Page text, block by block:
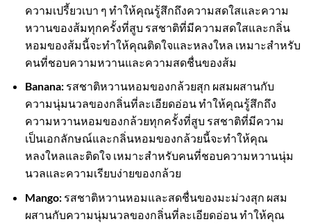
ความเปรี้ยวเบา ๆ ทำให้คุณรู้สึกถึงความสดใสและความ
หวานของส้มทุกครั้งที่สูบ รสชาติที่มีความสดใสและกลิ่น
หอมของส้มนี้จะทำให้คุณติดใจและหลงใหล เหมาะสำหรับ
คนที่ชอบความหวานและความสดชื่นของส้ม
Banana:รสชาติหวานหอมของกล้วยสุก ผสมผสานกับ
ความนุ่มนวลของกลิ่นที่ละเอียดอ่อน ทำให้คุณรู้สึกถึง
ความหวานหอมของกล้วยทุกครั้งที่สูบ รสชาติที่มีความ
เป็นเอกลักษณ์และกลิ่นหอมของกล้วยนี้จะทำให้คุณ
หลงใหลและติดใจ เหมาะสำหรับคนที่ชอบความหวานนุ่ม
นวลและความเรียบง่ายของกล้วย
Mango:รสชาติหวานหอมและสดชื่นของมะม่วงสุก ผสม
ผสานกับความนุ่มนวลของกลิ่นที่ละเอียดอ่อน ทำให้คุณ